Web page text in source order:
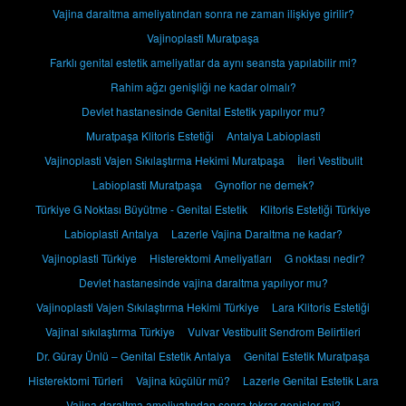
Vajina daraltma ameliyatından sonra ne zaman ilişkiye girilir?
Vajinoplasti Muratpaşa
Farklı genital estetik ameliyatlar da aynı seansta yapılabilir mi?
Rahim ağzı genişliği ne kadar olmalı?
Devlet hastanesinde Genital Estetik yapılıyor mu?
Muratpaşa Klitoris Estetiği
Antalya Labioplasti
Vajinoplasti Vajen Sıkılaştırma Hekimi Muratpaşa
İleri Vestibulit
Labioplasti Muratpaşa
Gynoflor ne demek?
Türkiye G Noktası Büyütme - Genital Estetik
Klitoris Estetiği Türkiye
Labioplasti Antalya
Lazerle Vajina Daraltma ne kadar?
Vajinoplasti Türkiye
Histerektomi Ameliyatları
G noktası nedir?
Devlet hastanesinde vajina daraltma yapılıyor mu?
Vajinoplasti Vajen Sıkılaştırma Hekimi Türkiye
Lara Klitoris Estetiği
Vajinal sıkılaştırma Türkiye
Vulvar Vestibulit Sendrom Belirtileri
Dr. Güray Ünlü – Genital Estetik Antalya
Genital Estetik Muratpaşa
Histerektomi Türleri
Vajina küçülür mü?
Lazerle Genital Estetik Lara